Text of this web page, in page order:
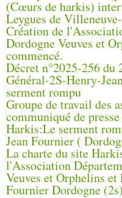
(Cœurs de harkis)
Leygues de
Création de
Dordogne Veuves et
commencé.
Décret n°2025-256 du
Général-2S-Henry-
serment rompu
Groupe de travail des
communiqué de
Harkis:Le serment
Jean Fournier (
La charte du site
l'Association
Veuves et Orphelins
Fournier Dordogne